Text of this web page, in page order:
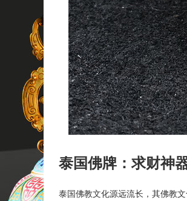
泰国佛牌：求财神
泰国佛教文化源远流长，其佛教